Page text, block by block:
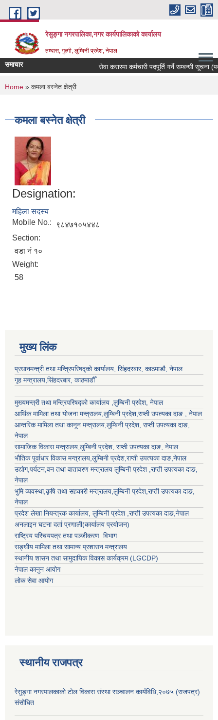
Skip to main content
रेसुङ्गा नगरपालिका,नगर कार्यपालिकाको कार्यालय
तम्घास, गुल्मी, लुम्बिनी प्रदेश, नेपाल
समाचार सेवा करारमा कर्मचारी पदपूर्ति गर्ने सम्बन्धी सूचना
You are here
Home » कमला बस्नेत क्षेत्री
कमला बस्नेत क्षेत्री
Designation:
महिला सदस्य
Mobile No.:
९८४७१०५४४८
Section:
वडा नं १०
Weight:
58
मुख्य लिंक
प्रधानमन्त्री तथा मन्त्रिपरिषद्को कार्यालय, सिंहदरबार, काठमाडौ, नेपाल
गृह मन्त्रालय,सिंहदरबार, काठमाडौँ
मुख्यमन्त्री तथा मन्त्रिपरिषद्को कार्यालय ,लुम्बिनी प्रदेश, नेपाल
आर्थिक मामिला तथा योजना मन्त्रालय,लुम्बिनी प्रदेश,राप्ती उपत्यका दाङ , नेपाल
आन्तरिक मामिला तथा कानून मन्त्रालय,लुम्बिनी प्रदेश, राप्ती उपत्यका दाङ,
नेपाल
सामाजिक विकास मन्त्रालय,लुम्बिनी प्रदेश, राप्ती उपत्यका दाङ, नेपाल
भौतिक पूर्वाधार विकास मन्त्रालय,लुम्बिनी प्रदेश,राप्ती उपत्यका दाङ,नेपाल
उद्याेग,पर्यटन,वन तथा वातावरण मन्त्रालय लुम्बिनी प्रदेश ,राप्ती उपत्यका दाङ,
नेपाल
भुमि व्यवस्था,कृषि तथा सहकारी मन्त्रालय,लुम्बिनी प्रदेश,राप्ती उपत्यका दाङ,
नेपाल
प्रदेश लेखा नियन्त्रक कार्यालय, लुम्बिनी प्रदेश ,राप्ती उपत्यका दाङ,नेपाल
अनलाइन घटना दर्ता प्रणाली(कार्यालय प्रयोजन)
राष्ट्रिय परिचयपत्र तथा पञ्जीकरण विभाग
सङ्घीय मामिला तथा सामान्य प्रशासन मन्त्रालय
स्थानीय शासन तथा सामुदायिक विकास कार्यक्रम (LGCDP)
नेपाल कानुन आयोग
लोक सेवा आयोग
स्थानीय राजपत्र
रेसुङ्गा नगरपालकाको टोल विकास संस्था सञ्चालन कार्यविधि,२०७५ (राजपत्र)
संसोधित